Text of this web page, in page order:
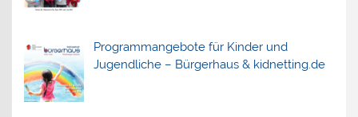
Programmangebote für Kinder und
Jugendliche – Bürgerhaus & kidnetting.de